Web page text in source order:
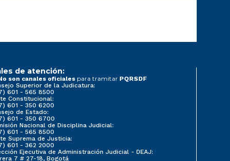
de atención:
son canales oficiales para tramitar PQRSDF
Superior de la Judicatura:
601 - 565 8500
Constitucional:
601 - 350 6200
de Estado:
601 - 350 6700
Nacional de Disciplina Judicial:
601 - 565 8500
Suprema de Justicia:
601 - 362 2000
Ejecutiva de Administración Judicial - DEAJ:
7 # 27-18, Bogotá